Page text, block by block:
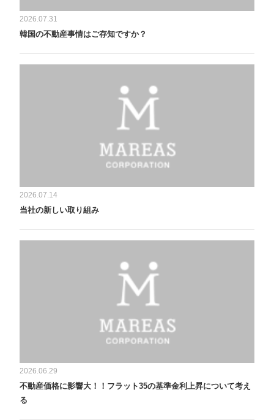
2026.07.31
韓国の不動産事情はご存知ですか？
2026.07.14
当社の新しい取り組み
2026.06.29
不動産価格に影響大！！フラット35の基準金利上昇について考え
る